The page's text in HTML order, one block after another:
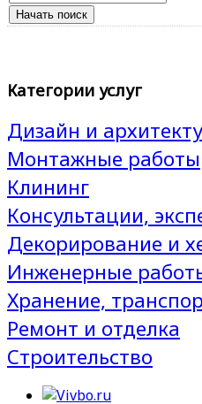
Категории услуг
Дизайн и
Монтажные работы
Клининг
Консультации,
Декорирование и
Инженерные
Хранение,
Ремонт и отделка
Строительство